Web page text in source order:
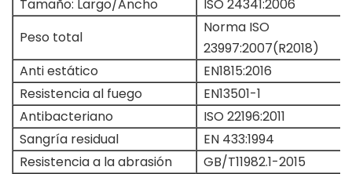
Tamaño: Largo/Ancho
ISO 24341:2006
Peso total
Norma ISO
23997:2007(R2018)
Anti estático
EN1815:2016
Resistencia al fuego
EN13501-1
Antibacteriano
ISO 22196:2011
Sangría residual
EN 433:1994
Resistencia a la abrasión
GB/T11982.1-2015